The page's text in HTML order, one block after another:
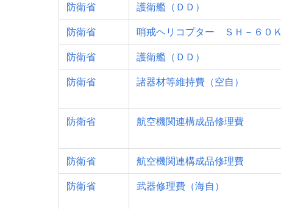
防衛省 護衛艦（ＤＤ）
防衛省 哨戒ヘリコプター ＳＨ－６０Ｋ
防衛省 護衛艦（ＤＤ）
防衛省 諸器材等維持費（空自）
防衛省 航空機関連構成品修理費
防衛省 航空機関連構成品修理費
防衛省 武器修理費（海自）